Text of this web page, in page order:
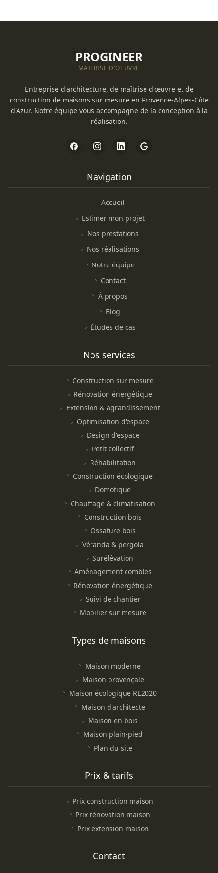
PROGINEER
MAITRISE D'OEUVRE
Entreprise d'architecture, de maîtrise d'œuvre et de
construction de maisons sur mesure en Provence-Alpes-Côte
d'Azur. Notre équipe vous accompagne de la conception à la
réalisation.
Navigation
Accueil
Estimer mon projet
Nos prestations
Nos réalisations
Notre équipe
Contact
À propos
Blog
Études de cas
Nos services
Construction sur mesure
Rénovation énergétique
Extension & agrandissement
Optimisation d'espace
Design d'espace
Petit collectif
Réhabilitation
Construction écologique
Domotique
Chauffage & climatisation
Construction bois
Ossature bois
Véranda & pergola
Surélévation
Aménagement combles
Rénovation énergétique
Suivi de chantier
Mobilier sur mesure
Types de maisons
Maison moderne
Maison provençale
Maison écologique RE2020
Maison d'architecte
Maison en bois
Maison plain-pied
Plan du site
Prix & tarifs
Prix construction maison
Prix rénovation maison
Prix extension maison
Contact